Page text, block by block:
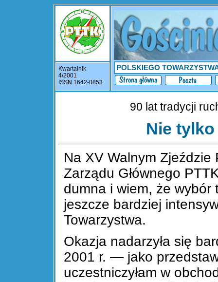
POLSKIEGO
Kwartalnik
4/2001
ISSN 1642-0853
90 lat tradycji
Nie tylko
Na XV Walnym Zjeździe
Zarządu Głównego
dumna i wiem, że
jeszcze bardziej
Towarzystwa.
Okazja nadarzyła się
2001 r. — jako
uczestniczyłam w